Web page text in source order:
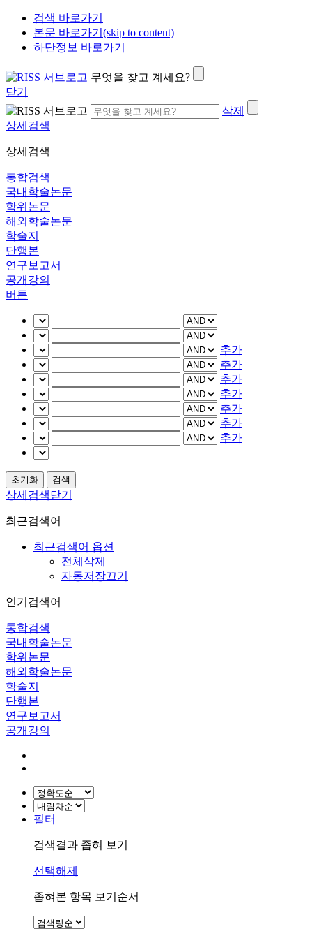
검색 바로가기
본문 바로가기(skip to content)
하단정보 바로가기
무엇을 찾고 계세요?
닫기
삭제
상세검색
상세검색
통합검색
국내학술논문
학위논문
해외학술논문
학술지
단행본
연구보고서
공개강의
버튼
추가
추가
추가
추가
추가
추가
추가
상세검색닫기
최근검색어
최근검색어 옵션
전체삭제
자동저장끄기
인기검색어
통합검색
국내학술논문
학위논문
해외학술논문
학술지
단행본
연구보고서
공개강의
필터
검색결과 좁혀 보기
선택해제
좁혀본 항목 보기순서